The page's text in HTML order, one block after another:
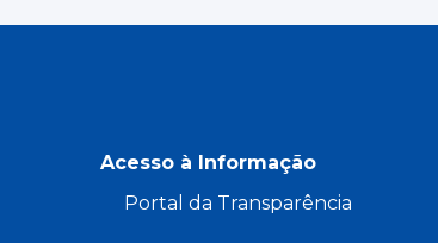
Acesso à Informação
Portal da Transparência